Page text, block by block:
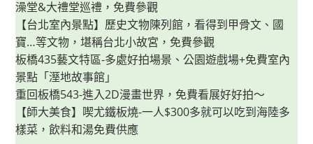
瘦
混
搭
之
美
味
令
人
一
次
扒
兩
碗
飯
澡堂&大禮堂巡禮，免費參觀
【台北室內景點】歷史文物陳列館，看得到甲骨文、國
寶…等文物，堪稱台北小故宮，免費參觀
板橋435藝文特區-多處好拍場景、公園遊戲場+免費室內
景點「溼地故事館」
重回板橋543-進入2D漫畫世界，免費看展好好拍～
【師大美食】喫尤鐵板燒-一人$300多就可以吃到海陸多
樣菜，飲料和湯免費供應